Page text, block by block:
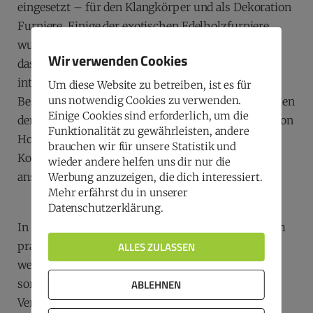
eingesetzt – für den Klangkörper und als Dekoration
Furniere. Einige der exotischen Edelholzfurniere
wurden mit Anekdoten ihrer Herkunft gewürzt, so
dass der gesamte Rundgang nicht nur unheimlich
interessant sondern auch unterhaltsam war. Die
Besucher konnten in den einzelnen Werkstatträumen
der Manufaktur nicht nur einen besonderen Duft von
Holz und Farben schnuppern sondern die
Komplexität der Herstellung dieser Instrumente
anschaulich nacherleben.
In allen Fertigungsstufen erklärten die Experten am
praktischen Beispiel, wie der Holzkorpus immer
weiter komplettiert wird. Jeder Arbeitsgang muss
sorgfältig und präzise ausgeführt werden. Kein
Vergleich mit der Fließbandproduktion in einer
Wir verwenden Cookies
Um diese Website zu betreiben, ist es für
uns notwendig Cookies zu verwenden.
Einige Cookies sind erforderlich, um die
Funktionalität zu gewährleisten, andere
brauchen wir für unsere Statistik und
wieder andere helfen uns dir nur die
Werbung anzuzeigen, die dich interessiert.
Mehr erfährst du in unserer
Datenschutzerklärung.
ALLES ZULASSEN
ABLEHNEN